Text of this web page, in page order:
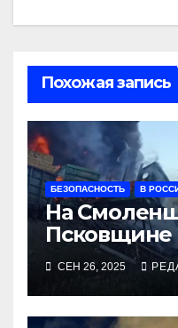
Похожая запись
БЕЗОПАСНОСТЬ В
На
Псковщине
СЕН 26, 2025